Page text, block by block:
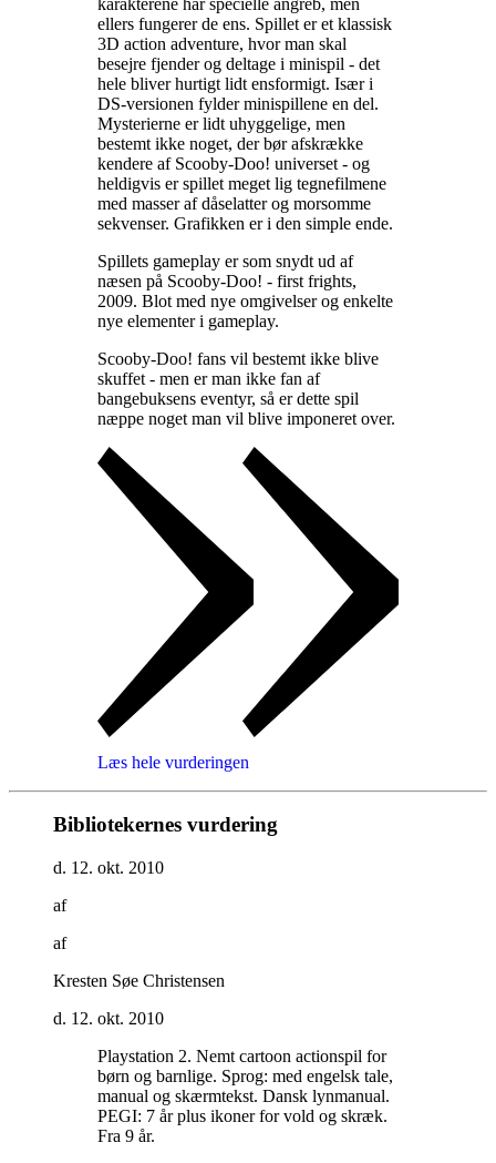
ellers fungerer de ens. Spillet er et klassisk
3D action adventure, hvor man skal
besejre fjender og deltage i minispil - det
hele bliver hurtigt lidt ensformigt. Især i
DS-versionen fylder minispillene en del.
Mysterierne er lidt uhyggelige, men
bestemt ikke noget, der bør afskrække
kendere af Scooby-Doo! universet - og
heldigvis er spillet meget lig tegnefilmene
med masser af dåselatter og morsomme
sekvenser. Grafikken er i den simple ende.
Spillets gameplay er som snydt ud af
næsen på Scooby-Doo! - first frights,
2009. Blot med nye omgivelser og enkelte
nye elementer i gameplay.
Scooby-Doo! fans vil bestemt ikke blive
skuffet - men er man ikke fan af
bangebuksens eventyr, så er dette spil
næppe noget man vil blive imponeret over.
Læs hele vurderingen
Bibliotekernes vurdering
d. 12. okt. 2010
af
af
Kresten Søe Christensen
d. 12. okt. 2010
Playstation 2. Nemt cartoon actionspil for
børn og barnlige. Sprog: med engelsk tale,
manual og skærmtekst. Dansk lynmanual.
PEGI: 7 år plus ikoner for vold og skræk.
Fra 9 år.